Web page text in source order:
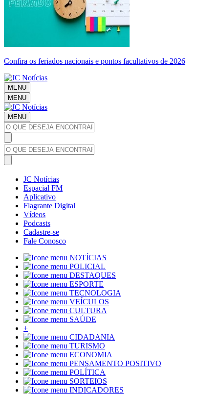
Confira os feriados nacionais e pontos facultativos de 2026
MENU
MENU
MENU
JC Notícias
Espacial FM
Aplicativo
Flagrante Digital
Vídeos
Podcasts
Cadastre-se
Fale Conosco
NOTÍCIAS
POLICIAL
DESTAQUES
ESPORTE
TECNOLOGIA
VEÍCULOS
CULTURA
SAÚDE
+
CIDADANIA
TURISMO
ECONOMIA
PENSAMENTO POSITIVO
POLÍTICA
SORTEIOS
INDICADORES